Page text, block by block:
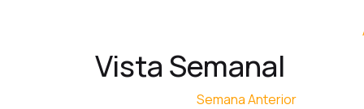
Vista Semanal
Semana Anterior